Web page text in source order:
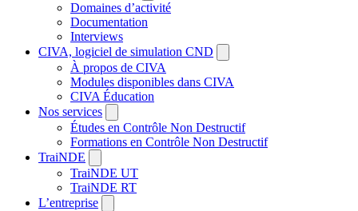
Domaines d’activité
Documentation
Interviews
CIVA, logiciel de simulation CND
À propos de CIVA
Modules disponibles dans CIVA
CIVA Éducation
Nos services
Études en Contrôle Non Destructif
Formations en Contrôle Non Destructif
TraiNDE
TraiNDE UT
TraiNDE RT
L’entreprise